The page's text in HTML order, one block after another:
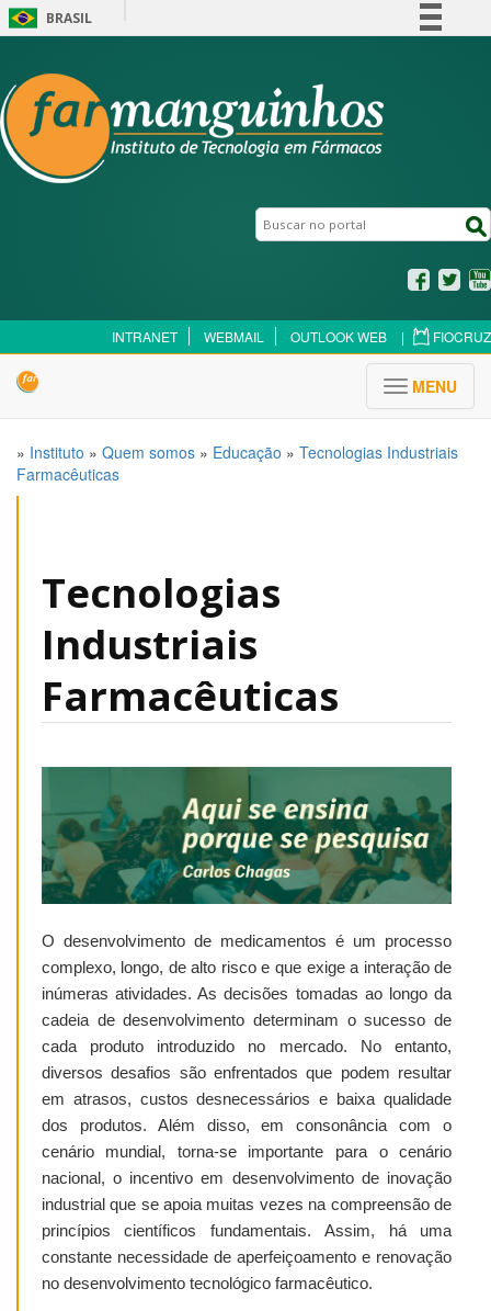
BRASIL
Comunica BR
Participe
Acesso à informação
Canais
Buscar no portal
Buscar no portal
Facebook
INTRANET WEBMAIL OUTLOOK WEB | FIOCRUZ
MENU
Toggle
» Instituto » Quem somos » Educação » Tecnologias Industriais
Farmacêuticas
Tecnologias
Industriais
Farmacêuticas
O desenvolvimento de medicamentos é um processo
complexo, longo, de alto risco e que exige a interação de
inúmeras atividades. As decisões tomadas ao longo da
cadeia de desenvolvimento determinam o sucesso de
cada produto introduzido no mercado. No entanto,
diversos desafios são enfrentados que podem resultar
em atrasos, custos desnecessários e baixa qualidade
dos produtos. Além disso, em consonância com o
cenário mundial, torna-se importante para o cenário
nacional, o incentivo em desenvolvimento de inovação
industrial que se apoia muitas vezes na compreensão de
princípios científicos fundamentais. Assim, há uma
constante necessidade de aperfeiçoamento e renovação
no desenvolvimento tecnológico farmacêutico.